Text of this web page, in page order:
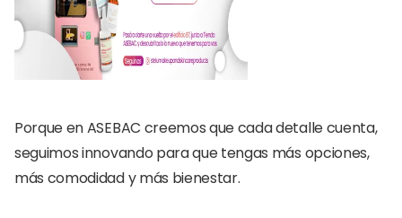
Porque en ASEBAC creemos que cada detalle cuenta,
seguimos innovando para que tengas más opciones,
más comodidad y más bienestar.